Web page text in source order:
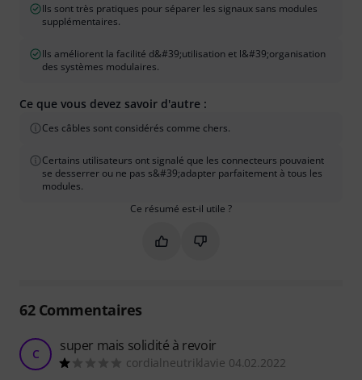
Ils sont très pratiques pour séparer les signaux sans modules
supplémentaires.
Ils améliorent la facilité d&#39;utilisation et l&#39;organisation
des systèmes modulaires.
Ce que vous devez savoir d'autre :
Ces câbles sont considérés comme chers.
Certains utilisateurs ont signalé que les connecteurs pouvaient
se desserrer ou ne pas s&#39;adapter parfaitement à tous les
modules.
Ce résumé est-il utile ?
Marquer ce résumé comme utile
Marquer ce résumé comme
62Commentaires
C super mais solidité à revoir
cordialneutriklavie 04.02.2022